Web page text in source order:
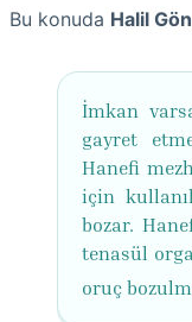
Bu konuda Halil
İmkan
gayret
Hanefi
için
bozar.
tenasül
oruç